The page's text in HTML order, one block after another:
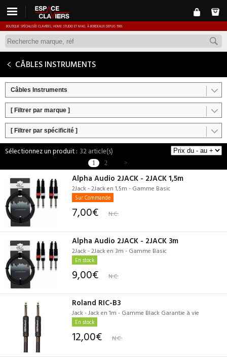
BOUTIQUE SPÉCIALISÉE CLAVIERS, HOME STUDIO ET MAO, À BORDEAUX DEPUIS 1989.
CÂBLES INSTRUMENTS
Câbles Instruments
[ Filtrer par marque ]
[ Filtrer par spécificité ]
32 article(s)
1 2 >
Alpha Audio 2JACK - 2JACK 1,5m
2Jack - 2Jack en 1,5m - Gamme Basic
Sur Commande
7,00€ N.C.
Alpha Audio 2JACK - 2JACK 3m
2Jack - 2Jack en 3m - Gamme Basic
En stock
9,00€ N.C.
Roland RIC-B3
Jack - Jack en 1m - Gamme Black Garantie à vie
En stock
12,00€ N.C.